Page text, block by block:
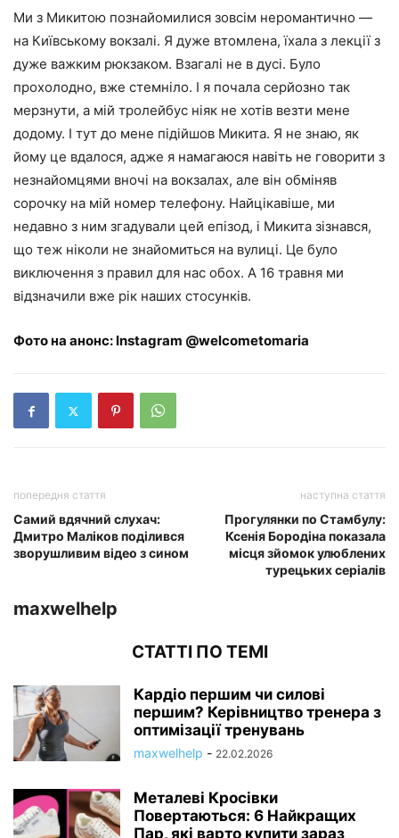
Ми з Микитою познайомилися зовсім неромантично —
на Київському вокзалі. Я дуже втомлена, їхала з лекції з
дуже важким рюкзаком. Взагалі не в дусі. Було
прохолодно, вже стемніло. І я почала серйозно так
мерзнути, а мій тролейбус ніяк не хотів везти мене
додому. І тут до мене підійшов Микита. Я не знаю, як
йому це вдалося, адже я намагаюся навіть не говорити з
незнайомцями вночі на вокзалах, але він обміняв
сорочку на мій номер телефону. Найцікавіше, ми
недавно з ним згадували цей епізод, і Микита зізнався,
що теж ніколи не знайомиться на вулиці. Це було
виключення з правил для нас обох. А 16 травня ми
відзначили вже рік наших стосунків.
Фото на анонс: Instagram @welcometomaria
попередня стаття
Самий вдячний слухач:
Дмитро Маліков поділився
зворушливим відео з сином
наступна стаття
Прогулянки по Стамбулу:
Ксенія Бородіна показала
місця зйомок улюблених
турецьких серіалів
maxwelhelp
СТАТТІ ПО ТЕМІ
Кардіо першим чи силові
першим? Керівництво тренера з
оптимізації тренувань
maxwelhelp - 22.02.2026
Металеві Кросівки
Повертаються: 6 Найкращих
Пар, які варто купити зараз